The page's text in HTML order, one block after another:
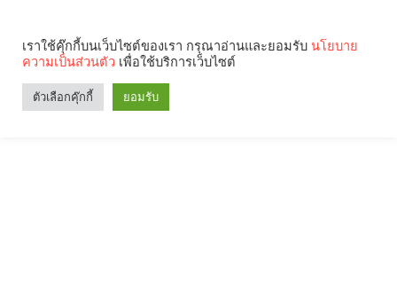
เราใช้คุ๊กกี้บนเว็บไซต์ของเรา กรุณาอ่านและยอมรับ นโยบาย
ความเป็นส่วนตัว เพื่อใช้บริการเว็บไซต์
ตัวเลือกคุ๊กกี้ ยอมรับ